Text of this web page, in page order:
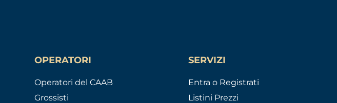
OPERATORI
Operatori del CAAB
Grossisti
SERVIZI
Entra o Registrati
Listini Prezzi